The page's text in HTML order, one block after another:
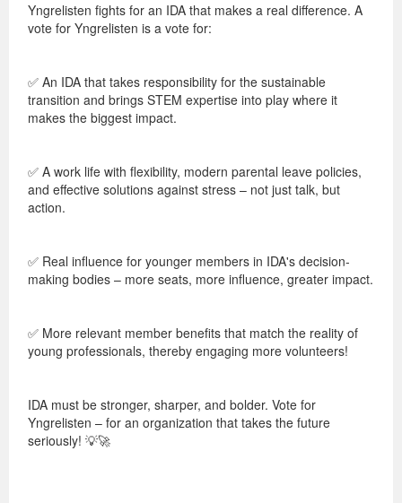
Yngrelisten fights for an IDA that makes a real difference. A
vote for Yngrelisten is a vote for:
✅ An IDA that takes responsibility for the sustainable
transition and brings STEM expertise into play where it
makes the biggest impact.
✅ A work life with flexibility, modern parental leave policies,
and effective solutions against stress – not just talk, but
action.
✅ Real influence for younger members in IDA's decision-
making bodies – more seats, more influence, greater impact.
✅ More relevant member benefits that match the reality of
young professionals, thereby engaging more volunteers!
IDA must be stronger, sharper, and bolder. Vote for
Yngrelisten – for an organization that takes the future
seriously! 💡🚀